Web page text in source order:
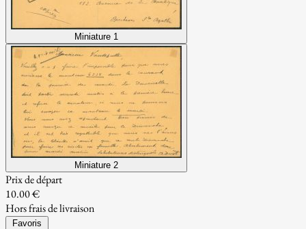
Miniature 1
Miniature 2
Prix de départ
10.00 €
Hors frais de livraison
Favoris